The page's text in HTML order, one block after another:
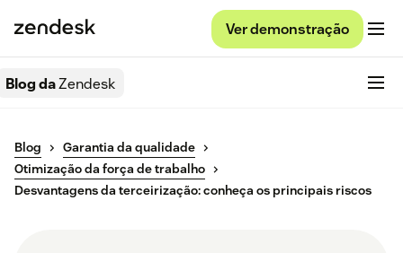
Ver demonstração
Blog daZendesk
Blog
Garantia da qualidade
Otimização da força de trabalho
Desvantagens da terceirização: conheça os principais riscos